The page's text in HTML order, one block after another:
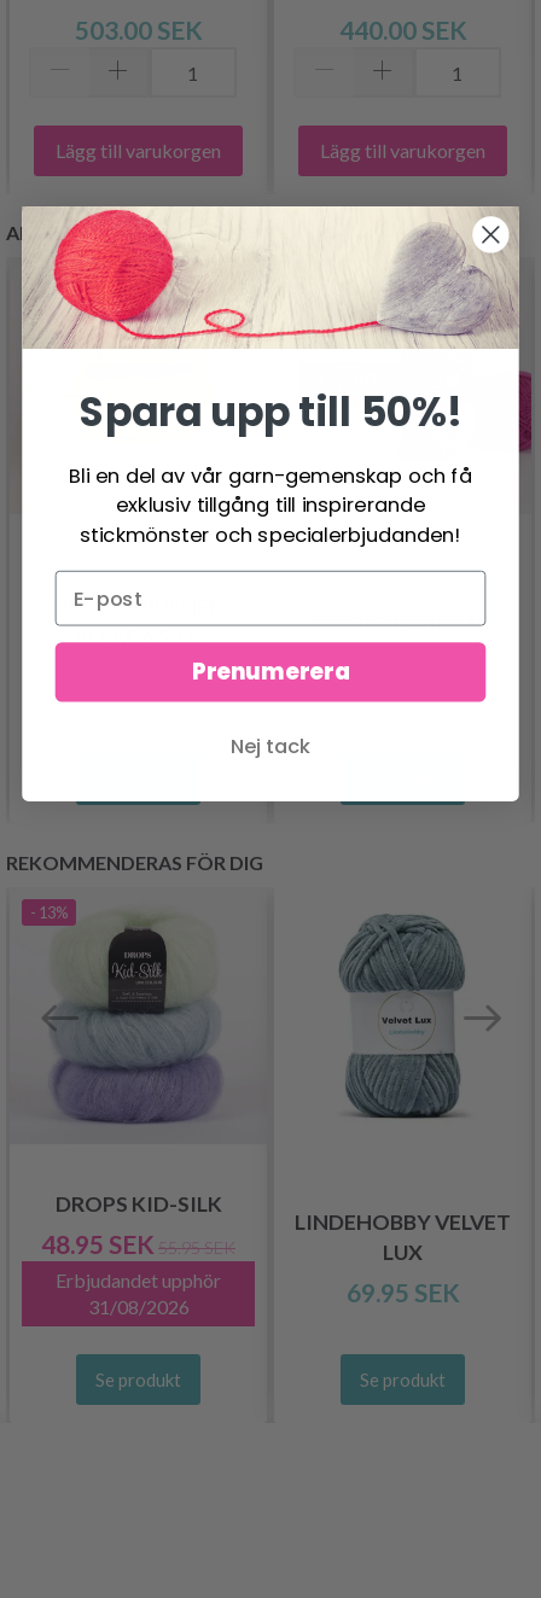
503.00 SEK
Lägg till varukorgen
440.00 SEK
Lägg till varukorgen
ANDRA KUNDER KÖPTE
DROPS BRUSHED
ALPACA SILK
33.95 SEK
DROPS KARISMA
26.95 SEK
REKOMMENDERAS FÖR DIG
- 13%
DROPS KID-SILK
48.95 SEK 55.95 SEK
Erbjudandet upphör
31/08/2026
Se produkt
LINDEHOBBY VELVET
LUX
69.95 SEK
Se produkt
Spara upp till 50%!
Bli en del av vår garn-gemenskap och få
exklusiv tillgång till inspirerande
stickmönster och specialerbjudanden!
Prenumerera
Nej tack